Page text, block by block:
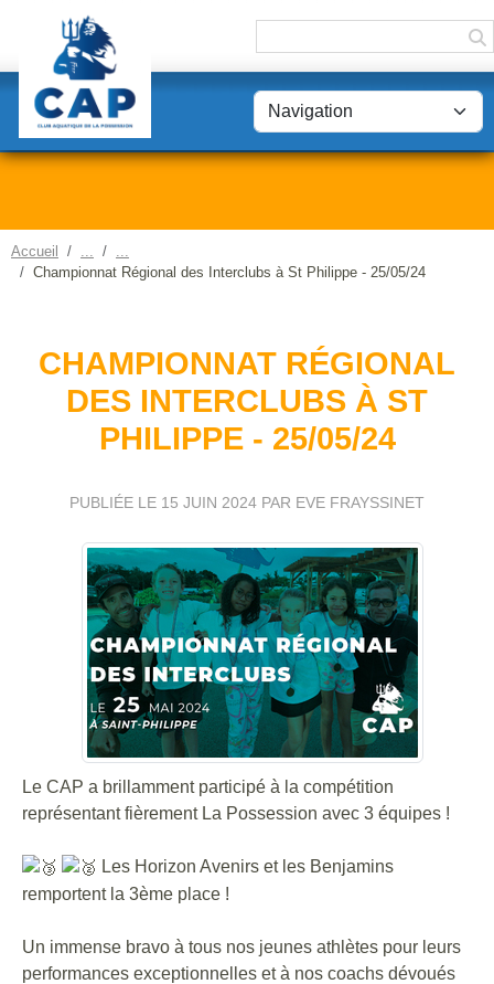
Accueil
Championnat Régional des Interclubs à St Philippe - 25/05/24
CHAMPIONNAT RÉGIONAL
DES INTERCLUBS À ST
PHILIPPE - 25/05/24
PUBLIÉE LE 15 JUIN 2024 PAR EVE FRAYSSINET
Le CAP a brillamment participé à la compétition
représentant fièrement La Possession avec 3 équipes !
Les Horizon Avenirs et les Benjamins
remportent la 3ème place !
Un immense bravo à tous nos jeunes athlètes pour leurs
performances exceptionnelles et à nos coachs dévoués
Panneau de gestion des cookies